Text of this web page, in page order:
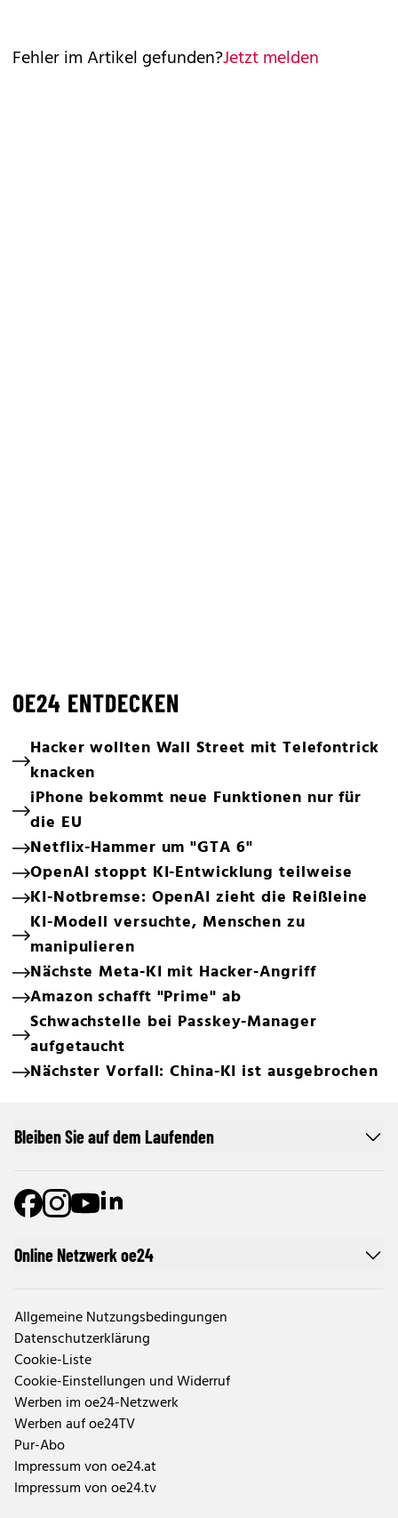
Fehler im Artikel gefunden?Jetzt melden
OE24 ENTDECKEN
Hacker wollten Wall Street mit Telefontrick
knacken
iPhone bekommt neue Funktionen nur für
die EU
Netflix-Hammer um "GTA 6"
OpenAI stoppt KI-Entwicklung teilweise
KI-Notbremse: OpenAI zieht die Reißleine
KI-Modell versuchte, Menschen zu
manipulieren
Nächste Meta-KI mit Hacker-Angriff
Amazon schafft "Prime" ab
Schwachstelle bei Passkey-Manager
aufgetaucht
Nächster Vorfall: China-KI ist ausgebrochen
Online Netzwerk oe24
Allgemeine Nutzungsbedingungen
Datenschutzerklärung
Cookie-Liste
Cookie-Einstellungen und Widerruf
Werben im oe24-Netzwerk
Werben auf oe24TV
Pur-Abo
Impressum von oe24.at
Impressum von oe24.tv
Bleiben Sie auf dem Laufenden